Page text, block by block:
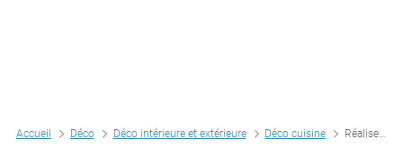
Accueil Déco Déco intérieure et extérieure Déco cuisine Réaliser une cuisine nature